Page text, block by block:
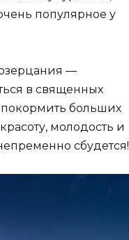
популярное у
—
в священных
больших
молодость и
сбудется!